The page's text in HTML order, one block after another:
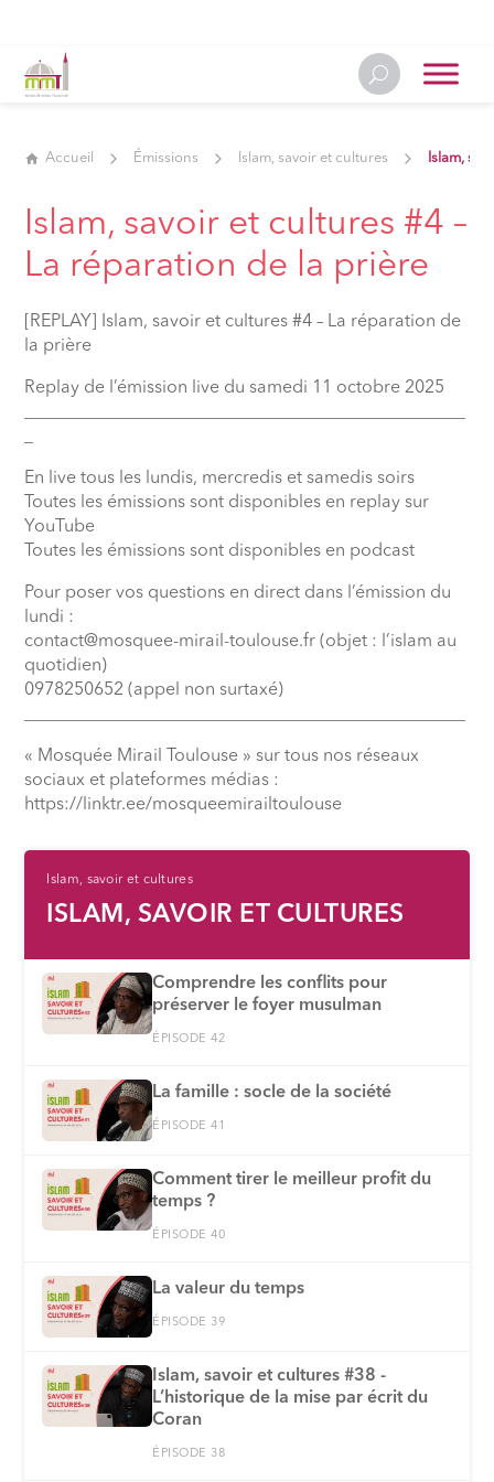
Accueil Émissions Islam, savoir et cultures Islam,
Islam, savoir et cultures #4 –
La réparation de la prière
[REPLAY] Islam, savoir et cultures #4 – La réparation de
la prière
Replay de l’émission live du samedi 11 octobre 2025
En live tous les lundis, mercredis et samedis soirs
Toutes les émissions sont disponibles en replay sur
YouTube
Toutes les émissions sont disponibles en podcast
Pour poser vos questions en direct dans l’émission du
lundi :
contact@mosquee-mirail-toulouse.fr (objet : l’islam au
quotidien)
0978250652 (appel non surtaxé)
« Mosquée Mirail Toulouse » sur tous nos réseaux
sociaux et plateformes médias :
⁠https://linktr.ee/mosqueemirailtoulouse
Islam, savoir et cultures
ISLAM, SAVOIR ET CULTURES
Comprendre les conflits pour
préserver le foyer musulman
ÉPISODE 42
La famille : socle de la société
ÉPISODE 41
Comment tirer le meilleur profit du
temps ?
ÉPISODE 40
La valeur du temps
ÉPISODE 39
Islam, savoir et cultures #38 -
L’historique de la mise par écrit du
Coran
ÉPISODE 38